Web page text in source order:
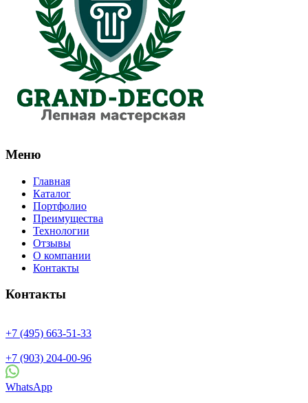
Меню
Главная
Каталог
Портфолио
Преимущества
Технологии
Отзывы
О компании
Контакты
Контакты
+7 (495) 663-51-33
+7 (903) 204-00-96
WhatsApp